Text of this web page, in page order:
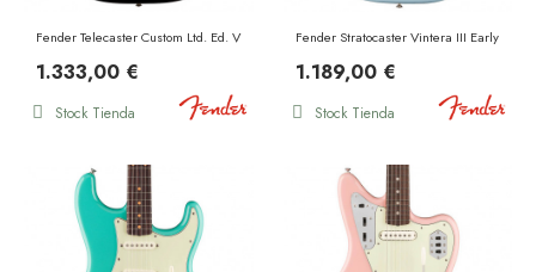
Fender Telecaster Custom Ltd. Ed. Vintera III Early 60s RW 3 Color Sunburst
1.333,00 €
Stock Tienda
Fender Stratocaster Vintera III Early 60s
1.189,00 €
Stock Tienda